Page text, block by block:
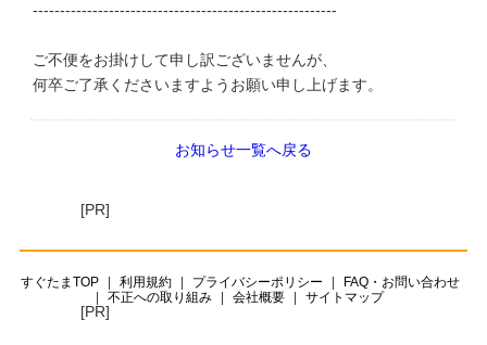
--------------------------------------------------------
ご不便をお掛けして申し訳ございませんが、
何卒ご了承くださいますようお願い申し上げます。
お知らせ一覧へ戻る
[PR]
すぐたまTOP 利用規約 プライバシーポリシー
FAQ・お問い合わせ
不正への取り組み
会社概要 サイトマップ
[PR]